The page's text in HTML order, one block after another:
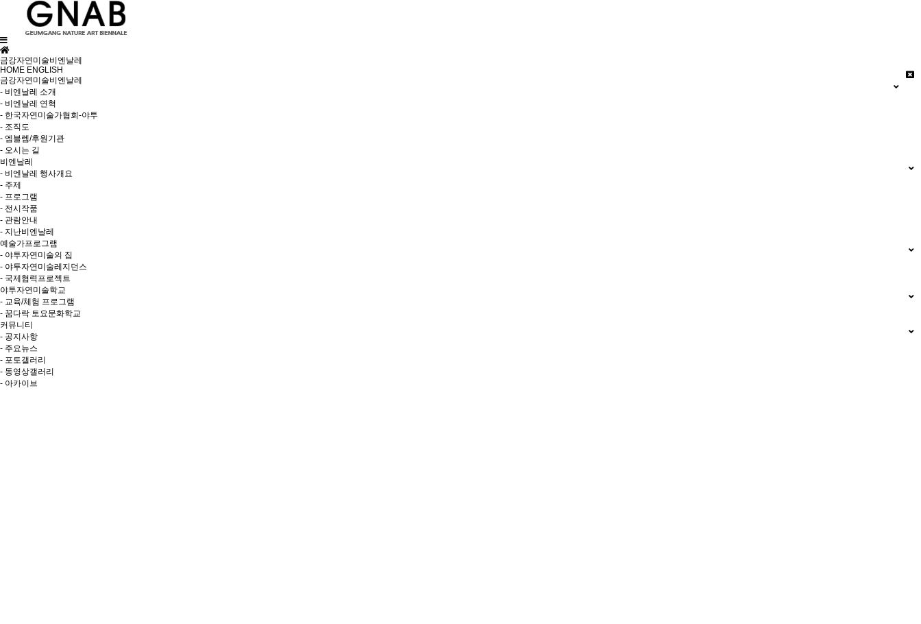
금강자연미술비엔날레
HOME ENGLISH
금강자연미술비엔날레
- 비엔날레 소개
- 비엔날레 연혁
- 한국자연미술가협회-야투
- 조직도
- 엠블렘/후원기관
- 오시는 길
비엔날레
- 비엔날레 행사개요
- 주제
- 프로그램
- 전시작품
- 관람안내
- 지난비엔날레
예술가프로그램
- 야투자연미술의 집
- 야투자연미술레지던스
- 국제협력프로젝트
야투자연미술학교
- 교육/체험 프로그램
- 꿈다락 토요문화학교
커뮤니티
- 공지사항
- 주요뉴스
- 포토갤러리
- 동영상갤러리
- 아카이브